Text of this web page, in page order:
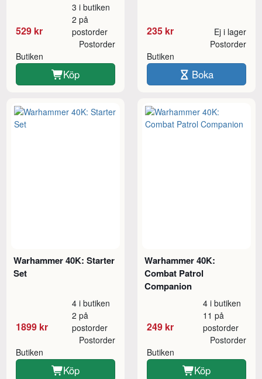
529 kr
3 i butiken
2 på
postorder
Butiken
Postorder
Köp
235 kr Ej i lager
Butiken
Postorder
Boka
Warhammer 40K: Starter
Set
1899 kr
4 i butiken
2 på
postorder
Butiken
Postorder
Köp
Warhammer 40K:
Combat Patrol
Companion
249 kr
4 i butiken
11 på
postorder
Butiken
Postorder
Köp